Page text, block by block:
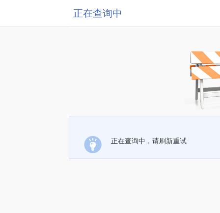
正在查询中
正在查询中，请刷新重试